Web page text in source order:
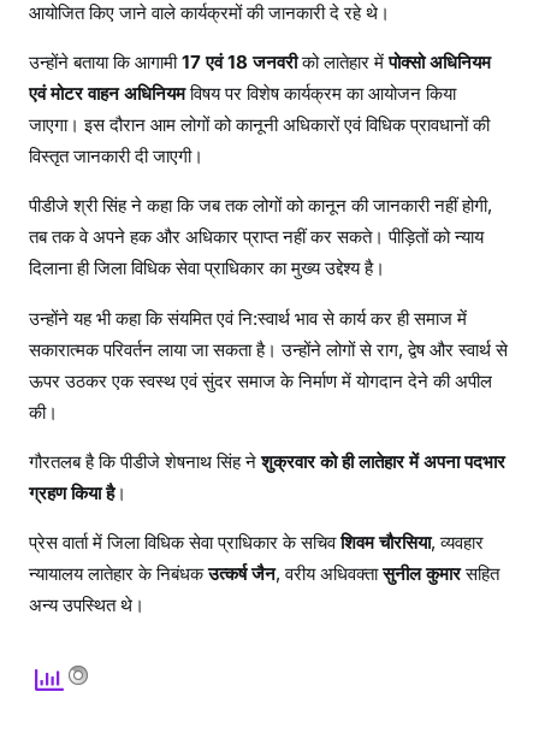
आयोजित किए जाने वाले कार्यक्रमों की जानकारी दे रहे थे।
उन्होंने बताया कि आगामी17 एवं 18 जनवरीको लातेहार मेंपोक्सो अधिनियम
एवं मोटर वाहन अधिनियमविषय पर विशेष कार्यक्रम का आयोजन किया
जाएगा। इस दौरान आम लोगों को कानूनी अधिकारों एवं विधिक प्रावधानों की
विस्तृत जानकारी दी जाएगी।
पीडीजे श्री सिंह ने कहा कि जब तक लोगों को कानून की जानकारी नहीं होगी,
तब तक वे अपने हक और अधिकार प्राप्त नहीं कर सकते। पीड़ितों को न्याय
दिलाना ही जिला विधिक सेवा प्राधिकार का मुख्य उद्देश्य है।
उन्होंने यह भी कहा कि संयमित एवं नि:स्वार्थ भाव से कार्य कर ही समाज में
सकारात्मक परिवर्तन लाया जा सकता है। उन्होंने लोगों से राग, द्वेष और स्वार्थ से
ऊपर उठकर एक स्वस्थ एवं सुंदर समाज के निर्माण में योगदान देने की अपील
की।
गौरतलब है कि पीडीजे शेषनाथ सिंह नेशुक्रवार को ही लातेहार में अपना पदभार
ग्रहण किया है।
प्रेस वार्ता में जिला विधिक सेवा प्राधिकार के सचिवशिवम चौरसिया, व्यवहार
न्यायालय लातेहार के निबंधकउत्कर्ष जैन, वरीय अधिवक्तासुनील कुमारसहित
अन्य उपस्थित थे।